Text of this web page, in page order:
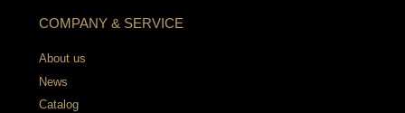
COMPANY & SERVICE
About us
News
Catalog